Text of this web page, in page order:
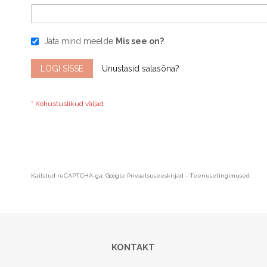
Jäta mind meelde Mis see on?
LOGI SISSE Unustasid salasõna?
Kaitstud reCAPTCHA-ga. Google Privaatsuseeskirjad - Teenusetingimused
KONTAKT